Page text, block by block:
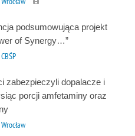
podsumowująca projekt
of Synergy…”
CBŚP
zabezpieczyli dopalacze i
porcji amfetaminy oraz
Wrocław